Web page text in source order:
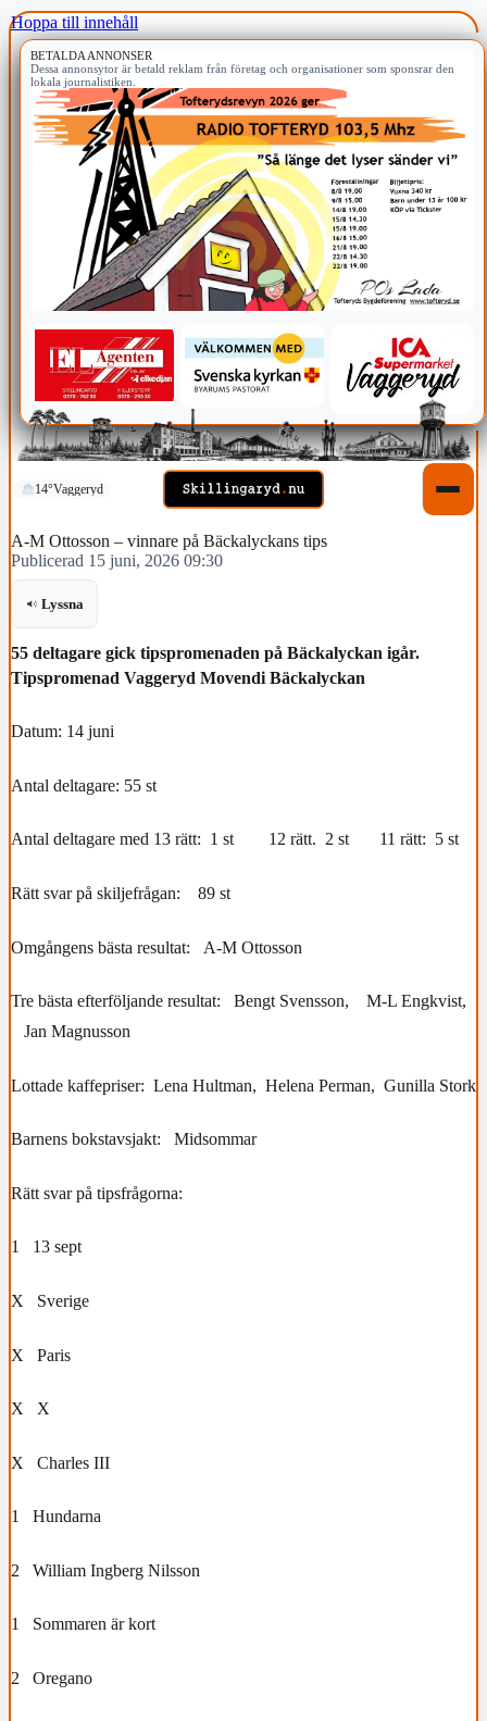
Hoppa till innehåll
BETALDA ANNONSER
Dessa annonsytor är betald reklam från företag och organisationer som sponsrar den
lokala journalistiken.
14°Vaggeryd
A-M Ottosson – vinnare på Bäckalyckans tips
Publicerad 15 juni, 2026 09:30
Lyssna
55 deltagare gick tipspromenaden på Bäckalyckan igår.
Tipspromenad Vaggeryd Movendi Bäckalyckan
Datum: 14 juni
Antal deltagare: 55 st
Antal deltagare med 13 rätt: 1 st 12 rätt. 2 st 11 rätt: 5 st
Rätt svar på skiljefrågan: 89 st
Omgångens bästa resultat: A-M Ottosson
Tre bästa efterföljande resultat: Bengt Svensson, M-L Engkvist,
Jan Magnusson
Lottade kaffepriser: Lena Hultman, Helena Perman, Gunilla Stork
Barnens bokstavsjakt: Midsommar
Rätt svar på tipsfrågorna:
1 13 sept
X Sverige
X Paris
X X
X Charles III
1 Hundarna
2 William Ingberg Nilsson
1 Sommaren är kort
2 Oregano